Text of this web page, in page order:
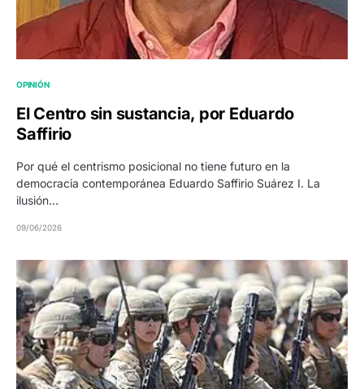
OPINIÓN
El Centro sin sustancia, por Eduardo
Saffirio
Por qué el centrismo posicional no tiene futuro en la
democracia contemporánea Eduardo Saffirio Suárez I. La
ilusión…
09/06/2026